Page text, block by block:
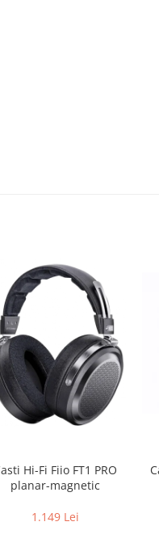
Hi-Fi Fiio FT1 PRO
planar-magnetic
1.149 Lei